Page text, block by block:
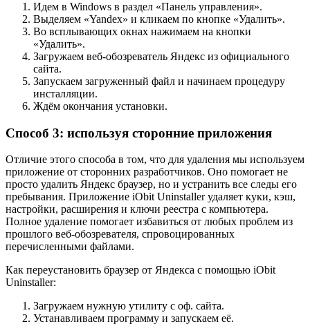
Идем в Windows в раздел «Панель управления».
Выделяем «Yandex» и кликаем по кнопке «Удалить».
Во всплывающих окнах нажимаем на кнопки
«Удалить».
Загружаем веб-обозреватель Яндекс из официального
сайта.
Запускаем загруженный файл и начинаем процедуру
инсталляции.
Ждём окончания установки.
Способ 3: используя сторонние приложения
Отличие этого способа в том, что для удаления мы используем
приложение от сторонних разработчиков. Оно помогает не
просто удалить Яндекс браузер, но и устранить все следы его
пребывания. Приложение iObit Uninstaller удаляет куки, кэш,
настройки, расширения и ключи реестра с компьютера.
Полное удаление помогает избавиться от любых проблем из
прошлого веб-обозревателя, спровоцированных
перечисленными файлами.
Как переустановить браузер от Яндекса с помощью iObit
Uninstaller:
Загружаем нужную утилиту с оф. сайта.
Устанавливаем программу и запускаем её.